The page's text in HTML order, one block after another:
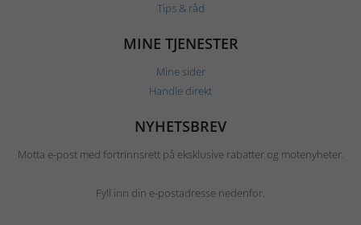
Tips & råd
MINE TJENESTER
Mine sider
Handle direkt
NYHETSBREV
Motta e-post med fortrinnsrett på eksklusive rabatter og motenyheter.
Fyll inn din e-postadresse nedenfor.